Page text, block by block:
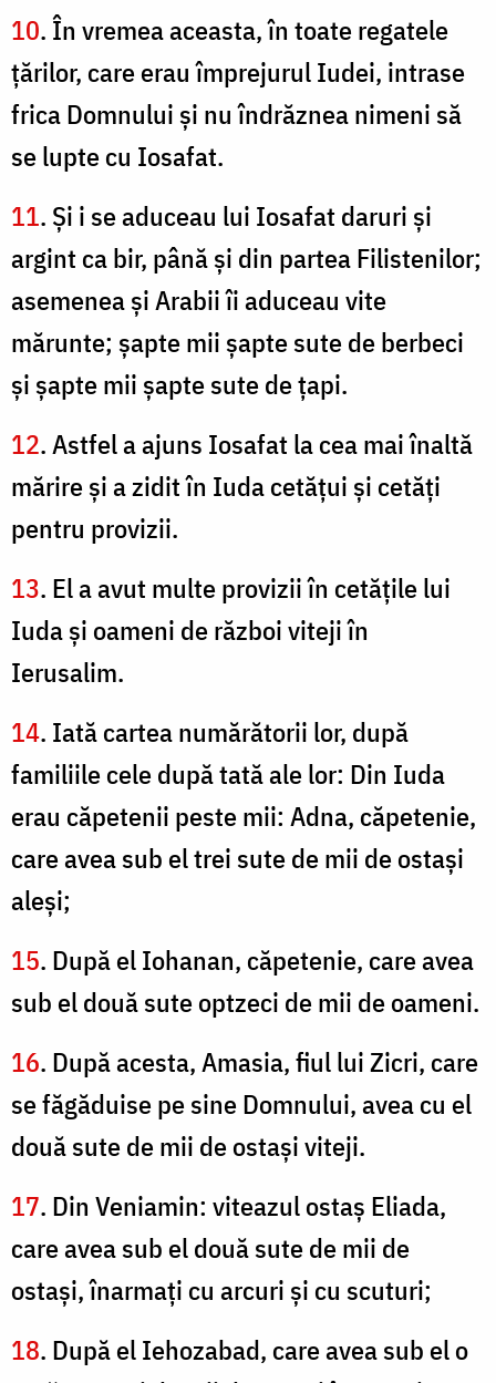
10. În vremea aceasta, în toate regatele
ţărilor, care erau împrejurul Iudei, intrase
frica Domnului şi nu îndrăznea nimeni să
se lupte cu Iosafat.
11. Şi i se aduceau lui Iosafat daruri şi
argint ca bir, până şi din partea Filistenilor;
asemenea şi Arabii îi aduceau vite
mărunte; şapte mii şapte sute de berbeci
şi şapte mii şapte sute de ţapi.
12. Astfel a ajuns Iosafat la cea mai înaltă
mărire şi a zidit în Iuda cetăţui şi cetăţi
pentru provizii.
13. El a avut multe provizii în cetăţile lui
Iuda şi oameni de război viteji în
Ierusalim.
14. Iată cartea numărătorii lor, după
familiile cele după tată ale lor: Din Iuda
erau căpetenii peste mii: Adna, căpetenie,
care avea sub el trei sute de mii de ostaşi
aleşi;
15. După el Iohanan, căpetenie, care avea
sub el două sute optzeci de mii de oameni.
16. După acesta, Amasia, fiul lui Zicri, care
se făgăduise pe sine Domnului, avea cu el
două sute de mii de ostaşi viteji.
17. Din Veniamin: viteazul ostaş Eliada,
care avea sub el două sute de mii de
ostaşi, înarmaţi cu arcuri şi cu scuturi;
18. După el Iehozabad, care avea sub el o